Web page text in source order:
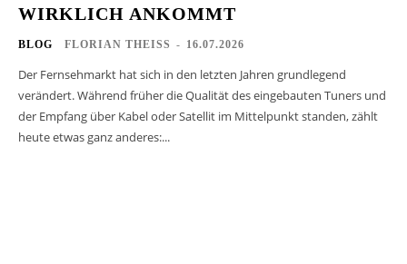
WIRKLICH ANKOMMT
BLOG FLORIAN THEISS - 16.07.2026
Der Fernsehmarkt hat sich in den letzten Jahren grundlegend
verändert. Während früher die Qualität des eingebauten Tuners und
der Empfang über Kabel oder Satellit im Mittelpunkt standen, zählt
heute etwas ganz anderes:...